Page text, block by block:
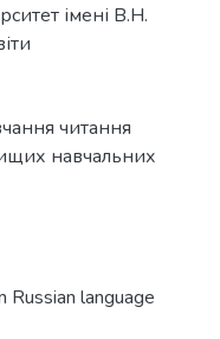
імені В.Н.
читання
навчальних
Russian language